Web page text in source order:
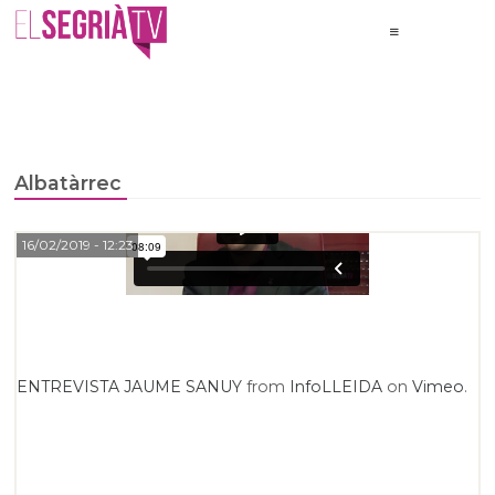
Albatàrrec
ENTREVISTA JAUME SANUY from InfoLLEIDA onVimeo.
16/02/2019 - 12:23